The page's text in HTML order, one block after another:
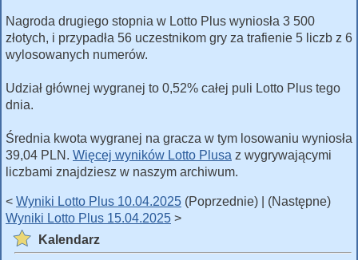
Nagroda drugiego stopnia w Lotto Plus wyniosła 3 500
złotych, i przypadła 56 uczestnikom gry za trafienie 5 liczb z 6
wylosowanych numerów.
Udział głównej wygranej to 0,52% całej puli Lotto Plus tego
dnia.
Średnia kwota wygranej na gracza w tym losowaniu wyniosła
39,04 PLN. Więcej wyników Lotto Plusa z wygrywającymi
liczbami znajdziesz w naszym archiwum.
< Wyniki Lotto Plus 10.04.2025 (Poprzednie) | (Następne)
Wyniki Lotto Plus 15.04.2025 >
Kalendarz